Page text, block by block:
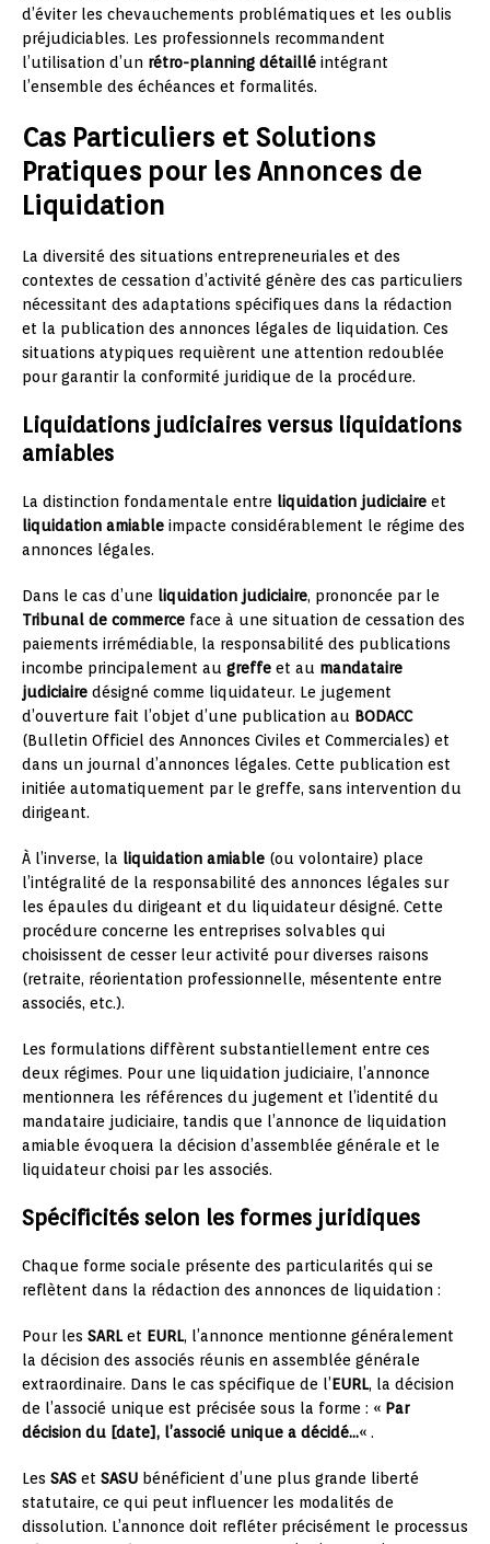
d’éviter les chevauchements problématiques et les oublis
préjudiciables. Les professionnels recommandent
l’utilisation d’un rétro-planning détaillé intégrant
l’ensemble des échéances et formalités.
Cas Particuliers et Solutions
Pratiques pour les Annonces de
Liquidation
La diversité des situations entrepreneuriales et des
contextes de cessation d’activité génère des cas particuliers
nécessitant des adaptations spécifiques dans la rédaction
et la publication des annonces légales de liquidation. Ces
situations atypiques requièrent une attention redoublée
pour garantir la conformité juridique de la procédure.
Liquidations judiciaires versus liquidations
amiables
La distinction fondamentale entre liquidation judiciaire et
liquidation amiable impacte considérablement le régime des
annonces légales.
Dans le cas d’une liquidation judiciaire, prononcée par le
Tribunal de commerce face à une situation de cessation des
paiements irrémédiable, la responsabilité des publications
incombe principalement au greffe et au mandataire
judiciaire désigné comme liquidateur. Le jugement
d’ouverture fait l’objet d’une publication au BODACC
(Bulletin Officiel des Annonces Civiles et Commerciales) et
dans un journal d’annonces légales. Cette publication est
initiée automatiquement par le greffe, sans intervention du
dirigeant.
À l’inverse, la liquidation amiable (ou volontaire) place
l’intégralité de la responsabilité des annonces légales sur
les épaules du dirigeant et du liquidateur désigné. Cette
procédure concerne les entreprises solvables qui
choisissent de cesser leur activité pour diverses raisons
(retraite, réorientation professionnelle, mésentente entre
associés, etc.).
Les formulations diffèrent substantiellement entre ces
deux régimes. Pour une liquidation judiciaire, l’annonce
mentionnera les références du jugement et l’identité du
mandataire judiciaire, tandis que l’annonce de liquidation
amiable évoquera la décision d’assemblée générale et le
liquidateur choisi par les associés.
Spécificités selon les formes juridiques
Chaque forme sociale présente des particularités qui se
reflètent dans la rédaction des annonces de liquidation :
Pour les SARL et EURL, l’annonce mentionne généralement
la décision des associés réunis en assemblée générale
extraordinaire. Dans le cas spécifique de l’EURL, la décision
de l’associé unique est précisée sous la forme : « Par
décision du [date], l’associé unique a décidé…« .
Les SAS et SASU bénéficient d’une plus grande liberté
statutaire, ce qui peut influencer les modalités de
dissolution. L’annonce doit refléter précisément le processus